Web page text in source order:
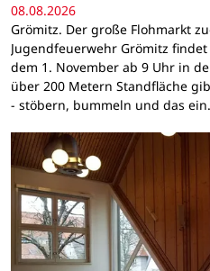
08.08.2026
Grömitz. Der große Flohmarkt
Jugendfeuerwehr Grömitz
dem 1. November ab 9 Uhr in
über 200 Metern Standfläche
- stöbern, bummeln und das